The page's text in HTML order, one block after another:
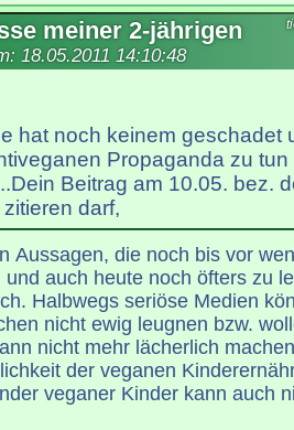
meiner 2-jährigen
18.05.2011 14:10:48
hat noch keinem geschadet
Propaganda zu
Beitrag am 10.05. bez.
darf,
Aussagen, die noch bis vor
auch heute noch öfters zu
Halbwegs seriöse Medien
nicht ewig leugnen bzw.
nicht mehr lächerlich
der veganen
veganer Kinder kann auch